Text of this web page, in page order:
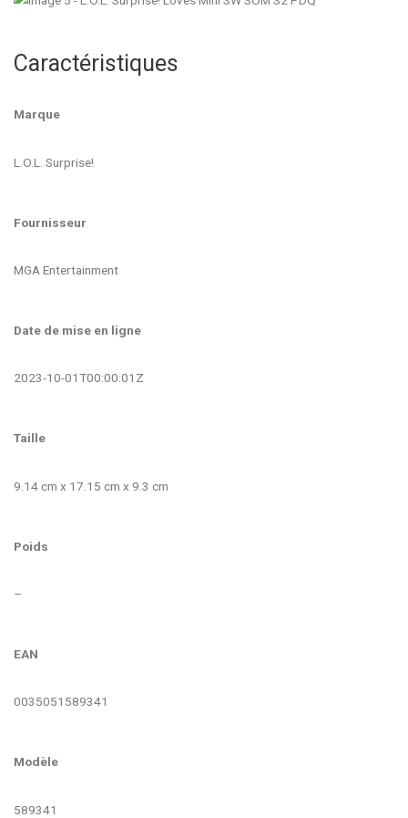
Caractéristiques
Marque
L.O.L. Surprise!
Fournisseur
MGA Entertainment
Date de mise en ligne
2023-10-01T00:00:01Z
Taille
9.14 cm x 17.15 cm x 9.3 cm
Poids
–
EAN
0035051589341
Modèle
589341